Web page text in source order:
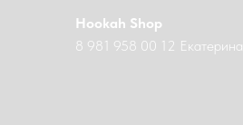
Hookah Shop
8 981 958 00 12 Екатерина